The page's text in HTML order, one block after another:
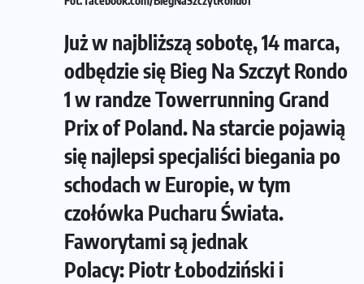
Już w najbliższą sobotę, 14 marca,
odbędzie się Bieg Na Szczyt Rondo
1 w randze Towerrunning Grand
Prix of Poland. Na starcie pojawią
się najlepsi specjaliści biegania po
schodach w Europie, w tym
czołówka Pucharu Świata.
Faworytami są jednak
Polacy: Piotr Łobodziński i